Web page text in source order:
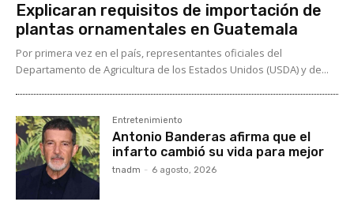
Explicaran requisitos de importación de
plantas ornamentales en Guatemala
Por primera vez en el país, representantes oficiales del
Departamento de Agricultura de los Estados Unidos (USDA) y de...
Entretenimiento
Antonio Banderas afirma que el
infarto cambió su vida para mejor
tnadm - 6 agosto, 2026